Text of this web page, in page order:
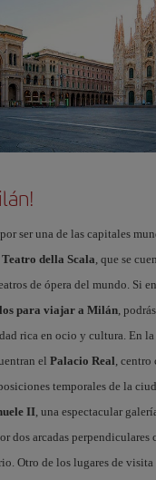
ser una de las capitales
Teatro della Scala, que se
de ópera del mundo. Si
para viajar a Milán,
rica en ocio y cultura. En la
el Palacio Real, centro
temporales de la
II, una espectacular
dos arcadas perpendiculares
Otro de los lugares de visita